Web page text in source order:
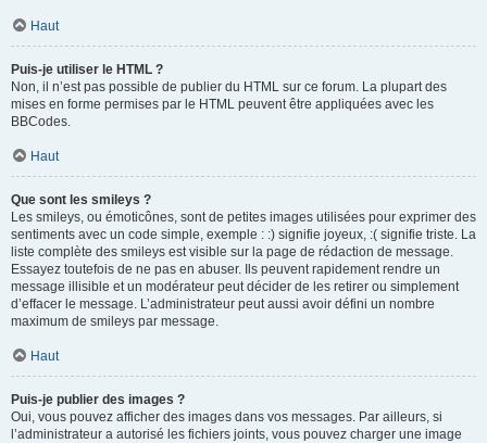
Haut
Puis-je utiliser le HTML ?
Non, il n’est pas possible de publier du HTML sur ce forum. La plupart des
mises en forme permises par le HTML peuvent être appliquées avec les
BBCodes.
Haut
Que sont les smileys ?
Les smileys, ou émoticônes, sont de petites images utilisées pour exprimer des
sentiments avec un code simple, exemple : :) signifie joyeux, :( signifie triste. La
liste complète des smileys est visible sur la page de rédaction de message.
Essayez toutefois de ne pas en abuser. Ils peuvent rapidement rendre un
message illisible et un modérateur peut décider de les retirer ou simplement
d’effacer le message. L’administrateur peut aussi avoir défini un nombre
maximum de smileys par message.
Haut
Puis-je publier des images ?
Oui, vous pouvez afficher des images dans vos messages. Par ailleurs, si
l’administrateur a autorisé les fichiers joints, vous pouvez charger une image